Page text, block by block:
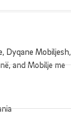
Dyqane Mobiljesh,
and Mobilje me